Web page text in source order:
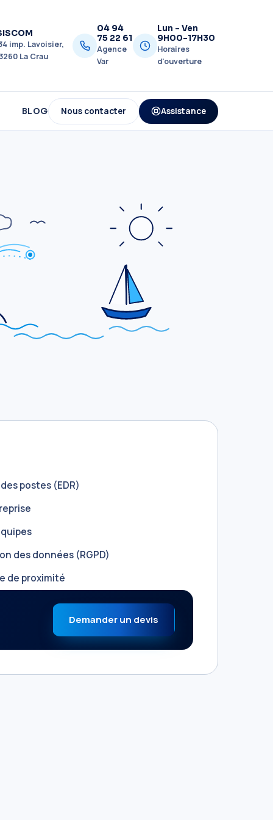
imp. Lavoisier,
La Crau
04 94
75 22 61
Agence
Var
Lun - Ven
9H00-17H30
Horaires
d'ouverture
BLOG Nous contacter Assistance
postes (EDR)
des données (RGPD)
de proximité
Demander un devis